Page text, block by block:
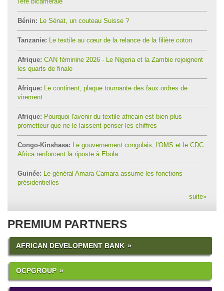
Bénin: Le Sénat, un couteau Suisse ?
Tanzanie: Le textile au cœur de la relance de la filière coton
Afrique: CAN féminine 2026 - Le Nigeria et la Zambie rejoignent
les quarts de finale
Afrique: Le continent, plaque tournante des faux ordres de
virement
Afrique: Pourquoi l'avenir du textile africain est bien plus
prometteur que ne le laissent penser les chiffres
Congo-Kinshasa: Le gouvernement congolais, l'OMS et le CDC
Africa renforcent la riposte à Ebola
Guinée: Le général Amara Camara assume les fonctions
présidentielles
suite»
PREMIUM PARTNERS
AFRICAN DEVELOPMENT BANK
OCPGROUP